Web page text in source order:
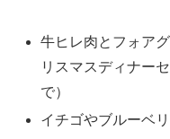
牛ヒレ肉とフォア
リスマスディナー
で）
イチゴやブルーベ